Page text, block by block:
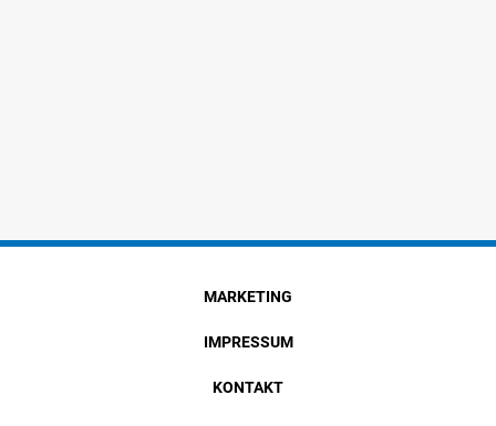
MARKETING
IMPRESSUM
KONTAKT